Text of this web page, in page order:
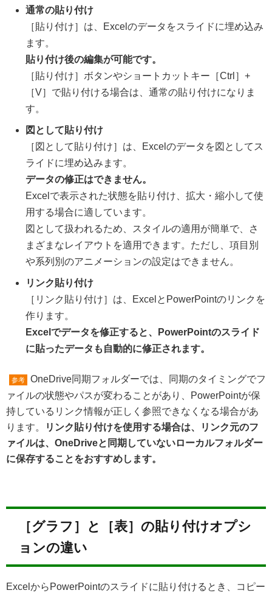
通常の貼り付け
［貼り付け］は、Excelのデータをスライドに埋め込み
ます。
貼り付け後の編集が可能です。
［貼り付け］ボタンやショートカットキー［Ctrl］+
［V］で貼り付ける場合は、通常の貼り付けになりま
す。
図として貼り付け
［図として貼り付け］は、Excelのデータを図としてス
ライドに埋め込みます。
データの修正はできません。
Excelで表示された状態を貼り付け、拡大・縮小して使
用する場合に適しています。
図として扱われるため、スタイルの適用が簡単で、さ
まざまなレイアウトを適用できます。ただし、項目別
や系列別のアニメーションの設定はできません。
リンク貼り付け
［リンク貼り付け］は、ExcelとPowerPointのリンクを
作ります。
Excelでデータを修正すると、PowerPointのスライド
に貼ったデータも自動的に修正されます。
参考
OneDrive同期フォルダーでは、同期のタイミングでフ
ァイルの状態やパスが変わることがあり、PowerPointが保
持しているリンク情報が正しく参照できなくなる場合があ
ります。
リンク貼り付けを使用する場合は、リンク元のフ
ァイルは、OneDriveと同期していないローカルフォルダー
に保存することをおすすめします。
［グラフ］と［表］の貼り付けオプシ
ョンの違い
ExcelからPowerPointのスライドに貼り付けるとき、コピー